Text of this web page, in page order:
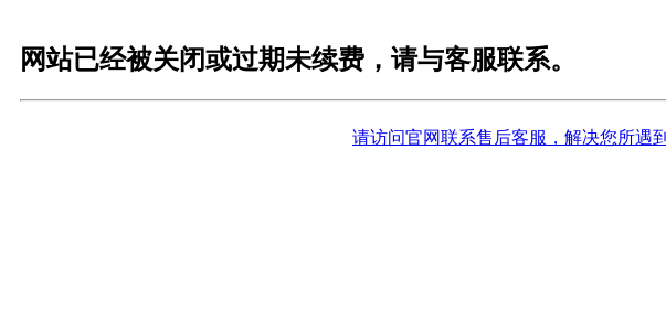
网站已经被关闭或过期未续费，请与客服联系。
请访问官网联系售后客服，解决您所遇